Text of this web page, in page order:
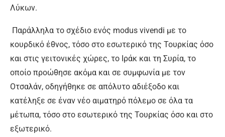
Λύκων.
Παράλληλα το σχέδιο ενός modus vivendi με το
κουρδικό έθνος, τόσο στο εσωτερικό της Τουρκίας όσο
και στις γειτονικές χώρες, το Ιράκ και τη Συρία, το
οποίο προώθησε ακόμα και σε συμφωνία με τον
Οτσαλάν, οδηγήθηκε σε απόλυτο αδιέξοδο και
κατέληξε σε έναν νέο αιματηρό πόλεμο σε όλα τα
μέτωπα, τόσο στο εσωτερικό της Τουρκίας όσο και στο
εξωτερικό.